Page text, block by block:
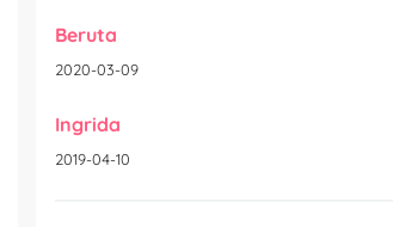
Beruta
2020-03-09
Ingrida
2019-04-10